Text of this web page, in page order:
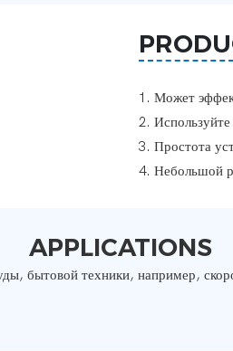
1. Может
2.
3. Простота
4. Небольшой
APPLICATIONS
бытовой техники, например,